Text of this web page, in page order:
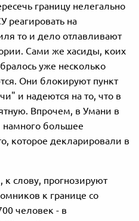
границу нелегально
реагировать на
то и дело отлавливают
Сами же хасиды, коих
уже несколько
Они блокируют пункт
и надеются на то, что в
Впрочем, в Умани в
намного большее
которое декларировали в
к слову, прогнозируют
к границе со
человек - в